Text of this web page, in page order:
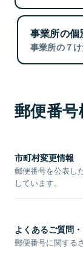
事業所の個
事業所の７
郵便番
市町村変更情報
郵便番号を公表し
しています。
よくあるご質問
郵便番号に関する